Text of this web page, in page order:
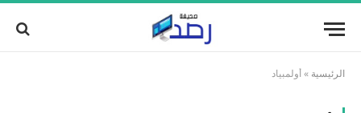
الرئيسية »أولمبياد